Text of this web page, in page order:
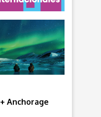
+ Anchorage